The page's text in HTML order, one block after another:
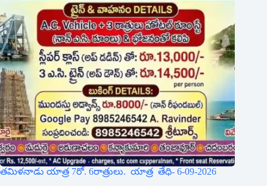
తమిళనాడు యాత్ర 7రో. 6రాత్రులు. యాత్ర తేధి- 6-09-2026